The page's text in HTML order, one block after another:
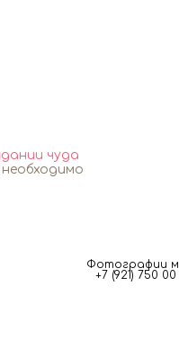
Фотографии
+7 (921) 750